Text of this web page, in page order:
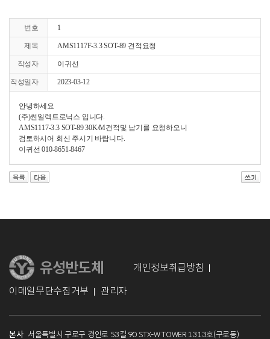
번호 1
제목 AMS1117F-3.3 SOT-89 견적요청
작성자 이귀선
작성일자 2023-03-12
안녕하세요
(주)썬일렉트로닉스 입니다.
AMS1117-3.3 SOT-89 30K/M견적및 납기를 요청하오니
검토하시어 회신 주시기 바랍니다.
이귀선 010-8651-8467
개인정보취급방침
이메일무단수집거부
관리자
본사 서울특별시 구로구 경인로 53길 90 STX-W TOWER 1313호(구로동)